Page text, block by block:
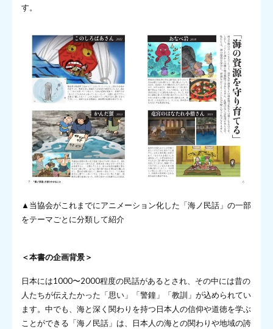
す。
▲当協会がこれまでにアニメーション化した「海ノ民話」の一部
をテーマごとに分類して紹介
＜本書の企画背景＞
日本には1000〜2000程度の民話があるとされ、その中には昔の
人たちが伝えたかった「思い」「警鐘」「教訓」が込められてい
ます。中でも、海と深く関わりを持つ日本人の信仰や道徳を学ぶ
ことができる「海ノ民話」は、日本人の海との関わりや地域の誇